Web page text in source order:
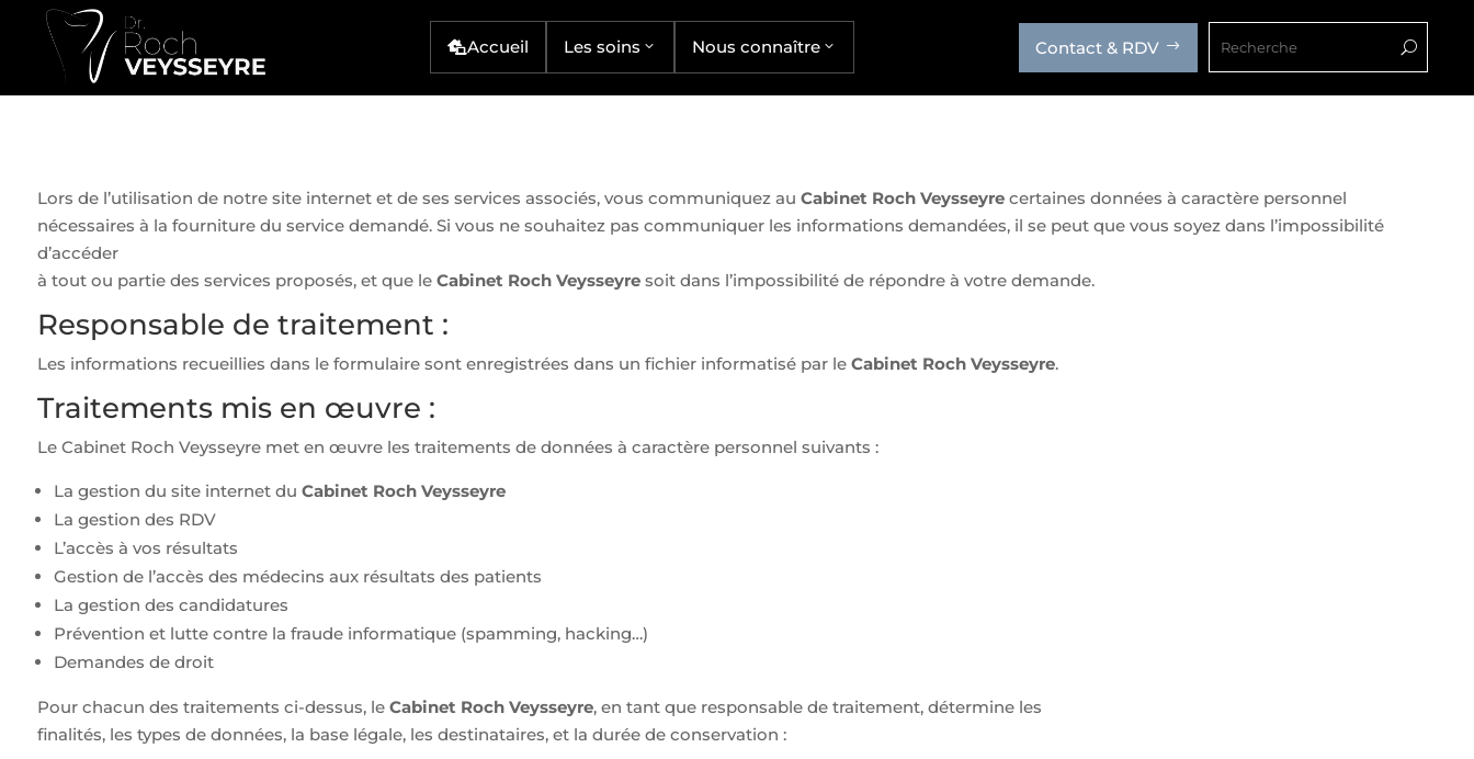
Accueil Les soins Nous connaître Contact & RDV $ U
Lors de l’utilisation de notre site internet et de ses services associés, vous communiquez au Cabinet Roch Veysseyrecertaines données à caractère personnel
nécessaires à la fourniture du service demandé. Si vous ne souhaitez pas communiquer les informations demandées, il se peut que vous soyez dans l’impossibilité
d’accéder
à tout ou partie des services proposés, et que le Cabinet Roch Veysseyresoit dans l’impossibilité de répondre à votre demande.
Responsable de traitement :
Les informations recueillies dans le formulaire sont enregistrées dans un fichier informatisé par le Cabinet Roch Veysseyre.
Traitements mis en œuvre :
Le Cabinet Roch Veysseyre met en œuvre les traitements de données à caractère personnel suivants :
La gestion du site internet du Cabinet Roch Veysseyre
La gestion des RDV
L’accès à vos résultats
Gestion de l’accès des médecins aux résultats des patients
La gestion des candidatures
Prévention et lutte contre la fraude informatique (spamming, hacking…)
Demandes de droit
Pour chacun des traitements ci-dessus, le Cabinet Roch Veysseyre, en tant que responsable de traitement, détermine les
finalités, les types de données, la base légale, les destinataires, et la durée de conservation :